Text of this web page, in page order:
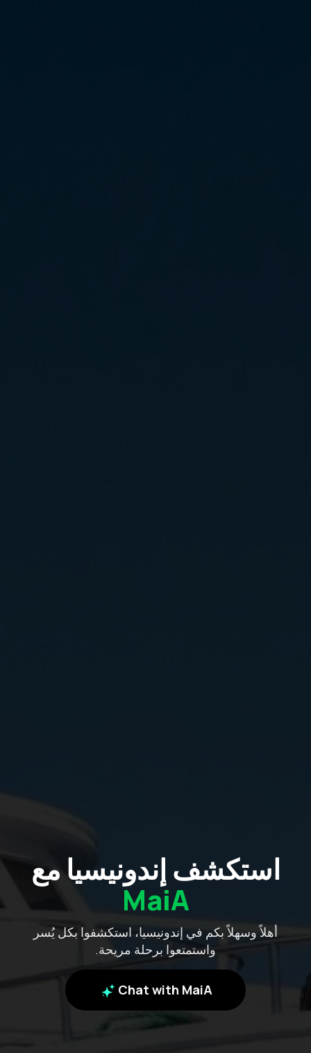
استكشف إندونيسيا مع
MaiA
أهلاً وسهلاً بكم في إندونيسيا، استكشفوا بكل يُسر
واستمتعوا برحلة مريحة.
Chat with MaiA